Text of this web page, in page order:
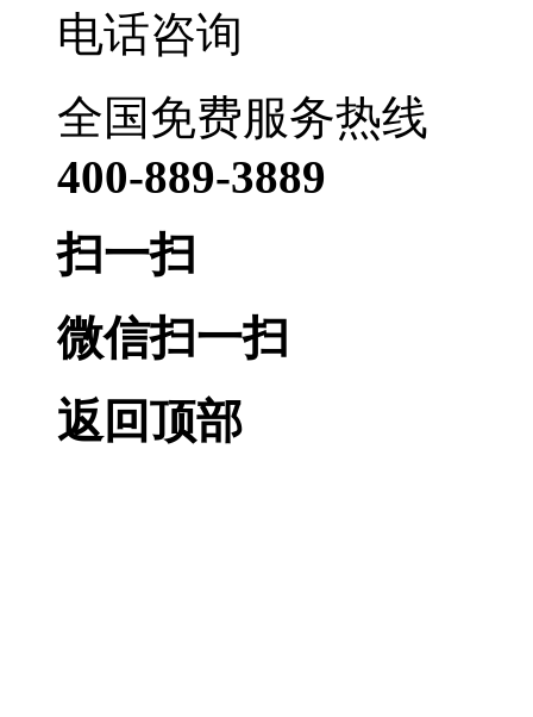
电话咨询
全国免费服务热线
400-889-3889
扫一扫
微信扫一扫
返回顶部